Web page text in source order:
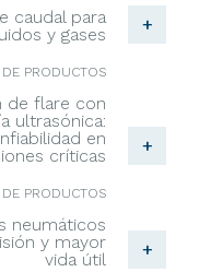
caudal para
y gases
+
PRODUCTOS
de flare con
ultrasónica:
en
críticas
+
PRODUCTOS
neumáticos
y mayor
vida útil
+